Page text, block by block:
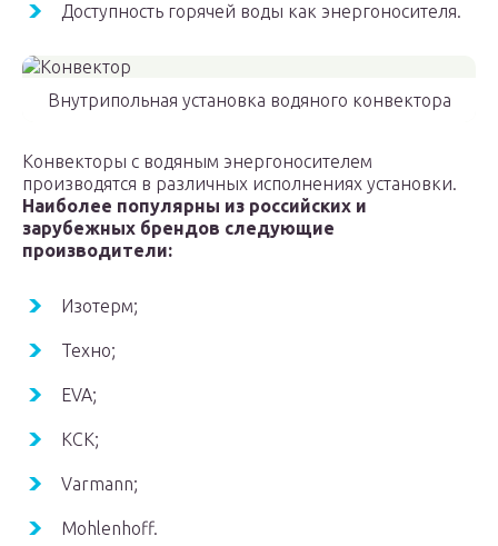
Доступность горячей воды как энергоносителя.
Внутрипольная установка водяного конвектора
Конвекторы с водяным энергоносителем
производятся в различных исполнениях установки.
Наиболее популярны из российских и
зарубежных брендов следующие
производители:
Изотерм;
Техно;
EVA;
KCK;
Varmann;
Mohlenhoff.